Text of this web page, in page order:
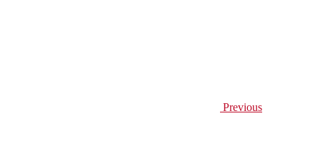
Previous